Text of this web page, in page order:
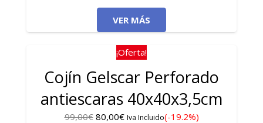
precio
original
era:
99,00€.
precio
actual
es:
80,00€.
VER MÁS
¡Oferta!
Cojín Gelscar Perforado
antiescaras 40x40x3,5cm
99,00€ El
80,00€ElIva Incluido(-19.2%)